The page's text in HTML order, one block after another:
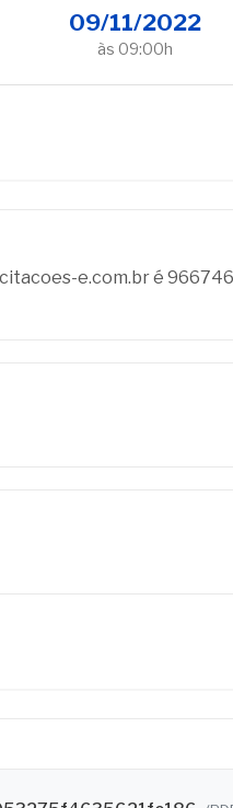
09/11/2022
às 09:00h
e.com.br é